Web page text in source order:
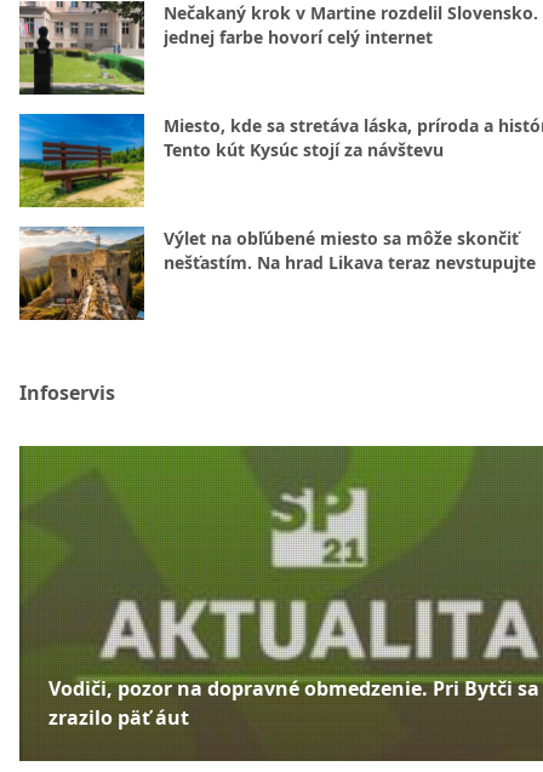
Nečakaný krok v Martine rozdelil Slovensko.
jednej farbe hovorí celý internet
Miesto, kde sa stretáva láska, príroda a
Tento kút Kysúc stojí za návštevu
Výlet na obľúbené miesto sa môže skončiť
nešťastím. Na hrad Likava teraz nevstupujte
Infoservis
Vodiči, pozor na dopravné obmedzenie. Pri Bytči sa
zrazilo päť áut